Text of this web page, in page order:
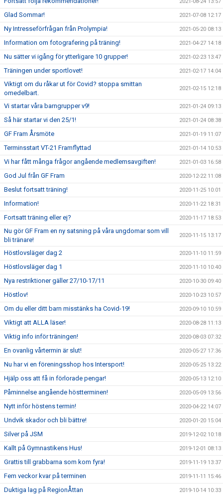
Glad Sommar! 2021-07-08 12:17
Ny Intresseförfrågan från Prolympia! 2021-05-20 08:13
Information om fotografering på träning! 2021-04-27 14:18
Nu sätter vi igång för ytterligare 10 grupper! 2021-02-23 13:47
Träningen under sportlovet! 2021-02-17 14:04
Viktigt om du råkar ut för Covid? stoppa smittan
omedelbart.
2021-02-15 12:18
Vi startar våra barngrupper v9! 2021-01-24 09:13
Så här startar vi den 25/1! 2021-01-24 08:38
GF Fram Årsmöte 2021-01-19 11:07
Terminsstart VT-21 Framflyttad 2021-01-14 10:53
Vi har fått många frågor angående medlemsavgiften! 2021-01-03 16:58
God Jul från GF Fram 2020-12-22 11:08
Beslut fortsatt träning! 2020-11-25 10:01
Information! 2020-11-22 18:31
Fortsatt träning eller ej? 2020-11-17 18:53
Nu gör GF Fram en ny satsning på våra ungdomar som vill
bli tränare!
2020-11-15 13:17
Höstlovsläger dag 2 2020-11-10 11:59
Höstlovsläger dag 1 2020-11-10 10:40
Nya restriktioner gäller 27/10-17/11 2020-10-30 09:40
Höstlov! 2020-10-23 10:57
Om du eller ditt barn misstänks ha Covid-19! 2020-09-10 10:59
Viktigt att ALLA läser! 2020-08-28 11:13
Viktig info inför träningen! 2020-08-03 07:32
En ovanlig vårtermin är slut! 2020-05-27 17:36
Nu har vi en föreningsshop hos Intersport! 2020-05-25 13:22
Hjälp oss att få in förlorade pengar! 2020-05-13 12:10
Påminnelse angående höstterminen! 2020-05-09 13:56
Nytt inför höstens termin! 2020-04-22 14:07
Undvik skador och bli bättre! 2020-01-20 15:04
Silver på JSM 2019-12-02 10:18
Kallt på Gymnastikens Hus! 2019-12-01 08:13
Grattis till grabbarna som kom fyra! 2019-11-19 13:37
Fem veckor kvar på terminen 2019-11-11 15:46
Duktiga lag på RegionÅttan 2019-10-14 10:33